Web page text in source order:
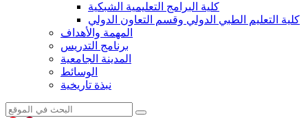
كلية البرامج التعليمية الشبكية
كلية التعليم الطبي الدولي وقسم التعاون الدولي
المهمة والأهداف
برنامج التدريس
المدينة الجامعية
الوسائط
نبذة تاريخية